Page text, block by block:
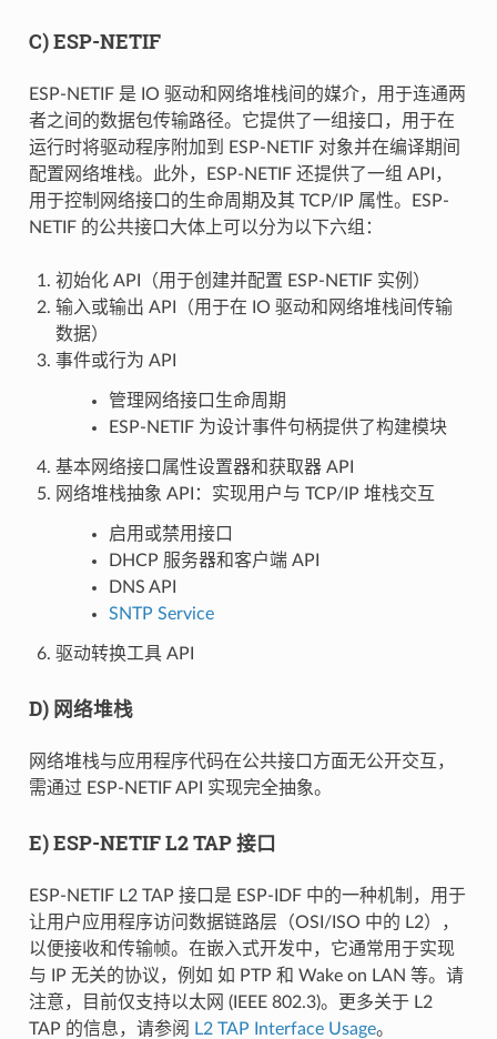
C) ESP-NETIF
ESP-NETIF 是 IO 驱动和网络堆栈间的媒介，用于连通两
者之间的数据包传输路径。它提供了一组接口，用于在
运行时将驱动程序附加到 ESP-NETIF 对象并在编译期间
配置网络堆栈。此外，ESP-NETIF 还提供了一组 API，
用于控制网络接口的生命周期及其 TCP/IP 属性。ESP-
NETIF 的公共接口大体上可以分为以下六组：
初始化 API（用于创建并配置 ESP-NETIF 实例）
输入或输出 API（用于在 IO 驱动和网络堆栈间传输
数据）
事件或行为 API
管理网络接口生命周期
ESP-NETIF 为设计事件句柄提供了构建模块
基本网络接口属性设置器和获取器 API
网络堆栈抽象 API：实现用户与 TCP/IP 堆栈交互
启用或禁用接口
DHCP 服务器和客户端 API
DNS API
SNTP Service
驱动转换工具 API
D) 网络堆栈
网络堆栈与应用程序代码在公共接口方面无公开交互，
需通过 ESP-NETIF API 实现完全抽象。
E) ESP-NETIF L2 TAP 接口
ESP-NETIF L2 TAP 接口是 ESP-IDF 中的一种机制，用于
让用户应用程序访问数据链路层（OSI/ISO 中的 L2），
以便接收和传输帧。在嵌入式开发中，它通常用于实现
与 IP 无关的协议，例如 如 PTP 和 Wake on LAN 等。请
注意，目前仅支持以太网 (IEEE 802.3)。更多关于 L2
TAP 的信息，请参阅
L2 TAP Interface Usage。